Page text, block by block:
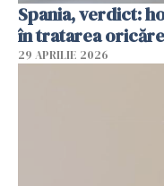
Spania, verdict:
în tratarea
29 APRILIE 2026